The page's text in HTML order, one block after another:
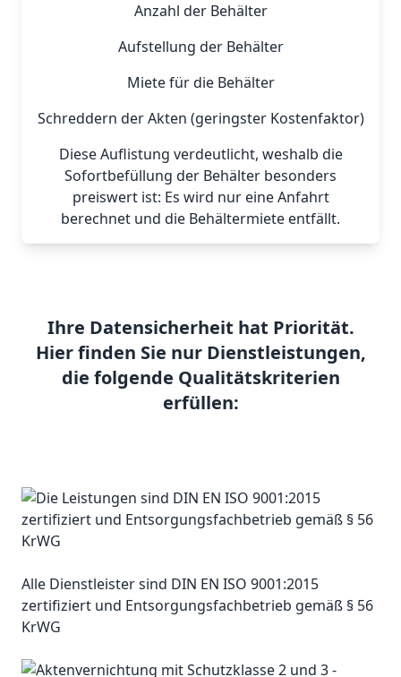
Anzahl der Behälter
Aufstellung der Behälter
Miete für die Behälter
Schreddern der Akten (geringster Kostenfaktor)
Diese Auflistung verdeutlicht, weshalb die
Sofortbefüllung der Behälter besonders
preiswert ist: Es wird nur eine Anfahrt
berechnet und die Behältermiete entfällt.
Ihre Datensicherheit hat Priorität.
Hier finden Sie nur Dienstleistungen,
die folgende Qualitätskriterien
erfüllen:
Alle Dienstleister sind DIN EN ISO 9001:2015
zertifiziert und Entsorgungsfachbetrieb gemäß § 56
KrWG